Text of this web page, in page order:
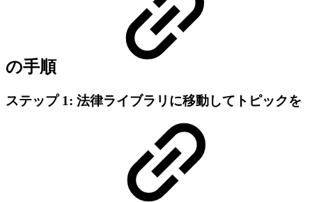
の手順
ステップ 1: 法律ライブラリに移動してトピックを